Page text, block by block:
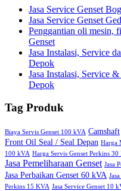
Jasa Service Genset
Jasa Service Genset
Penggantian oli mesin,
Genset
Jasa Instalasi, Service
Depok
Jasa Instalasi, Service
Depok
Tag Produk
Biaya Servis Genset 100 kVA Camshaft
Front Oil Seal / Seal Depan Harga
100 kVA Harga Servis Genset Perkins 30
Jasa Pemeliharaan Genset Jasa
Jasa Perbaikan Genset 60 kVA
Perkins 15 KVA Jasa Service Genset 10